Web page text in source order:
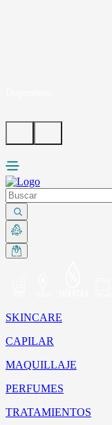
SKINCARE
CAPILAR
MAQUILLAJE
PERFUMES
TRATAMIENTOS